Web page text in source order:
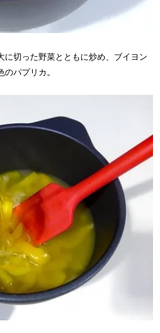
に切った野菜とともに炒め、ブイヨン
パプリカ。